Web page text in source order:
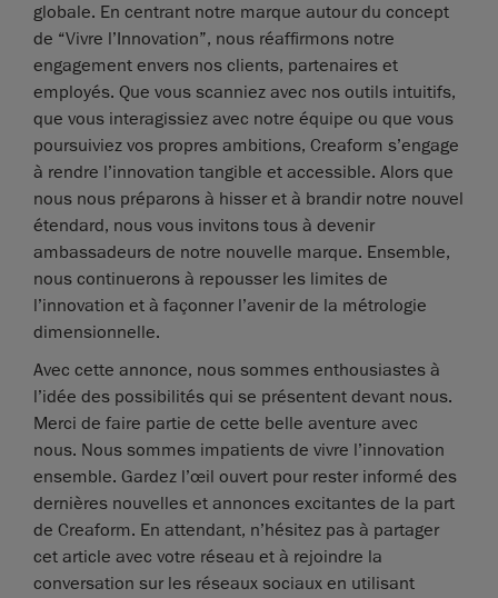
globale. En centrant notre marque autour du concept
de “Vivre l’Innovation”, nous réaffirmons notre
engagement envers nos clients, partenaires et
employés. Que vous scanniez avec nos outils intuitifs,
que vous interagissiez avec notre équipe ou que vous
poursuiviez vos propres ambitions, Creaform s’engage
à rendre l’innovation tangible et accessible. Alors que
nous nous préparons à hisser et à brandir notre nouvel
étendard, nous vous invitons tous à devenir
ambassadeurs de notre nouvelle marque. Ensemble,
nous continuerons à repousser les limites de
l’innovation et à façonner l’avenir de la métrologie
dimensionnelle.
Avec cette annonce, nous sommes enthousiastes à
l’idée des possibilités qui se présentent devant nous.
Merci de faire partie de cette belle aventure avec
nous. Nous sommes impatients de vivre l’innovation
ensemble. Gardez l’œil ouvert pour rester informé des
dernières nouvelles et annonces excitantes de la part
de Creaform. En attendant, n’hésitez pas à partager
cet article avec votre réseau et à rejoindre la
conversation sur les réseaux sociaux en utilisant